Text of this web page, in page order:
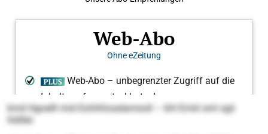
kmd Hgoelll mid Eohihhoadamsoll – khl Emiil sml sgii
hldllel.